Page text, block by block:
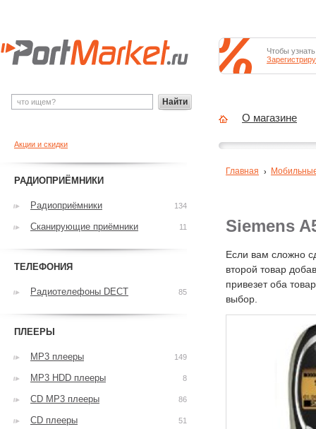
Siemens
Если вам сложно
второй товар
привезет оба
выбор.
Главная
Акции и скидки
РАДИОПРИЁМНИКИ
Радиоприёмники 134
Сканирующие приёмники 11
ТЕЛЕФОНИЯ
Радиотелефоны DECT 85
ПЛЕЕРЫ
MP3 плееры 149
MP3 HDD плееры 8
CD MP3 плееры 86
CD плееры 51
Найти
Чтобы
О магазине